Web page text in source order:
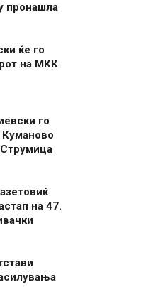
пронашла
ќе го
на МКК
го
на 47.